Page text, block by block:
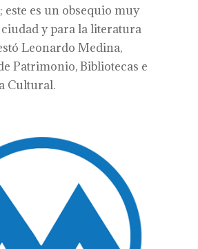
este es un obsequio muy
y para la literatura
Leonardo Medina,
Patrimonio, Bibliotecas e
Cultural.